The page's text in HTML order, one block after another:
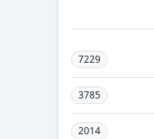
7229
3785
2014